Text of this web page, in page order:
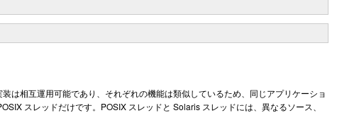
は相互運用可能であり、それぞれの機能は類似しているため、同じアプリケーショ
スレッドだけです。POSIX スレッドと Solaris スレッドには、異なるソース、